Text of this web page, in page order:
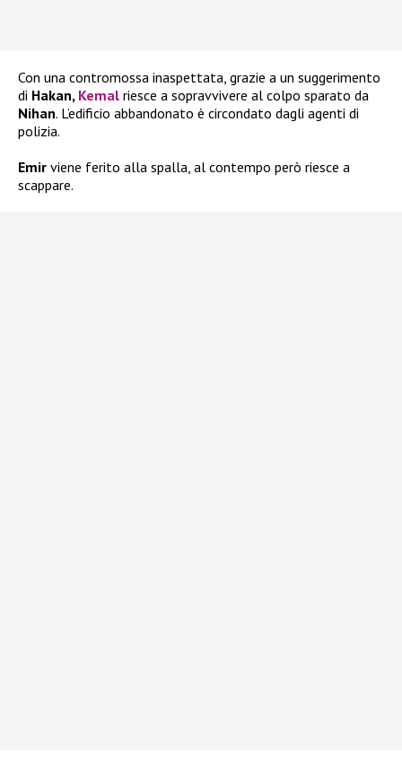
Con una contromossa inaspettata, grazie a un suggerimento
di Hakan, Kemal riesce a sopravvivere al colpo sparato da
Nihan. L’edificio abbandonato è circondato dagli agenti di
polizia.
Emir viene ferito alla spalla, al contempo però riesce a
scappare.